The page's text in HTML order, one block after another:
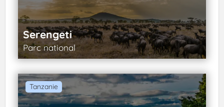
Serengeti
Parc national
Tanzanie